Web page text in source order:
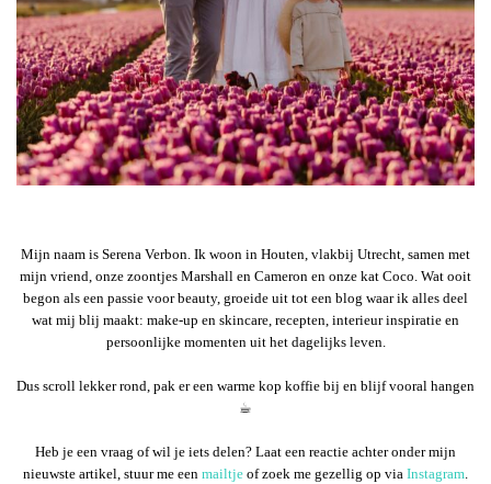
Mijn naam is Serena Verbon. Ik woon in Houten, vlakbij Utrecht, samen met
mijn vriend, onze zoontjes Marshall en Cameron en onze kat Coco. Wat ooit
begon als een passie voor beauty, groeide uit tot een blog waar ik alles deel
wat mij blij maakt: make-up en skincare, recepten, interieur inspiratie en
persoonlijke momenten uit het dagelijks leven.
Dus scroll lekker rond, pak er een warme kop koffie bij en blijf vooral hangen
☕︎
Heb je een vraag of wil je iets delen? Laat een reactie achter onder mijn
nieuwste artikel, stuur me een mailtje of zoek me gezellig op via Instagram.